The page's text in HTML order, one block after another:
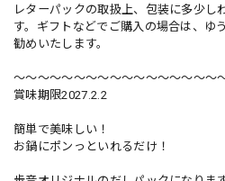
レターパックの取扱上、包装に多少し
す。ギフトなどでご購入の場合は、ゆ
勧めいたします。
〜〜〜〜〜〜〜〜〜〜〜〜〜〜〜〜〜
賞味期限2027.2.2
簡単で美味しい！
お鍋にポンっといれるだけ！